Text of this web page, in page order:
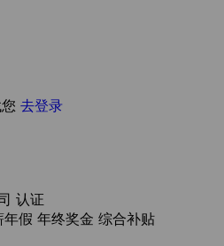
去登录
认证
年假 年终奖金 综合补贴